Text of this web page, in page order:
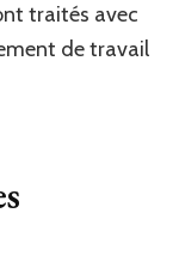
traités avec
de travail